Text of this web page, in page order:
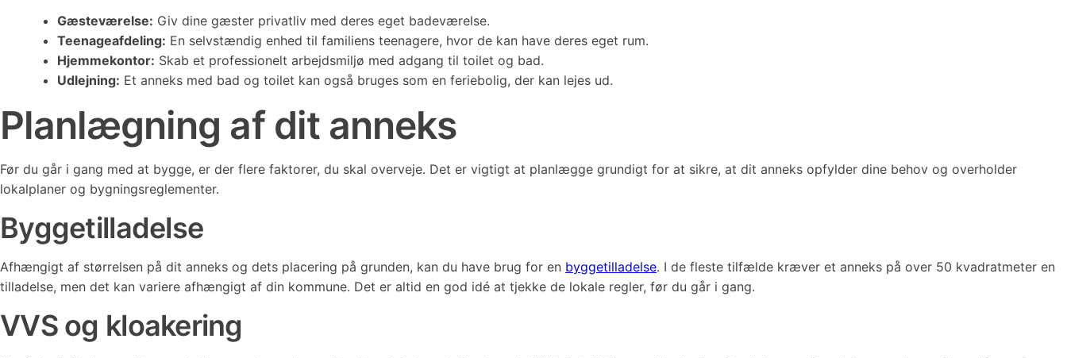
Gæsteværelse: Giv dine gæster privatliv med deres eget badeværelse.
Teenageafdeling: En selvstændig enhed til familiens teenagere, hvor de kan have deres eget rum.
Hjemmekontor: Skab et professionelt arbejdsmiljø med adgang til toilet og bad.
Udlejning: Et anneks med bad og toilet kan også bruges som en feriebolig, der kan lejes ud.
Planlægning af dit anneks
Før du går i gang med at bygge, er der flere faktorer, du skal overveje. Det er vigtigt at planlægge grundigt for at sikre, at dit anneks opfylder dine behov og overholder
lokalplaner og bygningsreglementer.
Byggetilladelse
Afhængigt af størrelsen på dit anneks og dets placering på grunden, kan du have brug for en byggetilladelse. I de fleste tilfælde kræver et anneks på over 50 kvadratmeter en
tilladelse, men det kan variere afhængigt af din kommune. Det er altid en god idé at tjekke de lokale regler, før du går i gang.
VVS og kloakering